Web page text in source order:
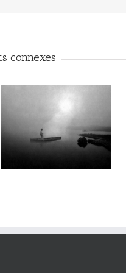
connexes
Le Murmure des Égarés #27